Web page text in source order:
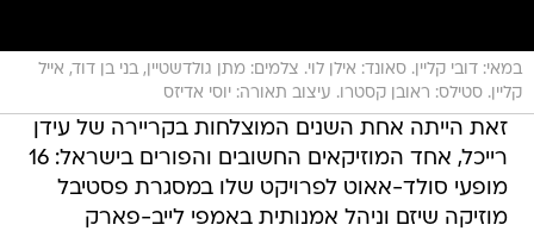
במאי: דובי קליין. סאונד: אילן לוי. צלמים: מתן גולדשטיין, בני בן דוד, אייל
קליין. סטילס: ראובן קסטרו. עיצוב תאורה: יוסי אדיזס
זאת הייתה אחת השנים המוצלחות בקריירה של עידן
רייכל, אחד המוזיקאים החשובים והפורים בישראל: 16
מופעי סולד-אאוט לפרויקט שלו במסגרת פסטיבל
מוזיקה שיזם וניהל אמנותית באמפי לייב-פארק